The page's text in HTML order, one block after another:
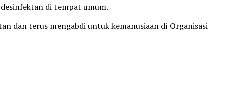
di tempat umum.
dan terus mengabdi untuk kemanusiaan di Organisasi